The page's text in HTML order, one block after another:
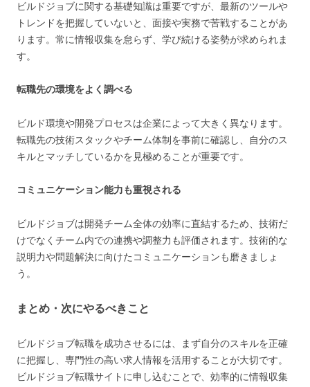
ビルドジョブに関する基礎知識は重要ですが、最新のツールや
トレンドを把握していないと、面接や実務で苦戦することがあ
ります。常に情報収集を怠らず、学び続ける姿勢が求められま
す。
転職先の環境をよく調べる
ビルド環境や開発プロセスは企業によって大きく異なります。
転職先の技術スタックやチーム体制を事前に確認し、自分のス
キルとマッチしているかを見極めることが重要です。
コミュニケーション能力も重視される
ビルドジョブは開発チーム全体の効率に直結するため、技術だ
けでなくチーム内での連携や調整力も評価されます。技術的な
説明力や問題解決に向けたコミュニケーションも磨きましょ
う。
まとめ・次にやるべきこと
ビルドジョブ転職を成功させるには、まず自分のスキルを正確
に把握し、専門性の高い求人情報を活用することが大切です。
ビルドジョブ転職サイトに申し込むことで、効率的に情報収集